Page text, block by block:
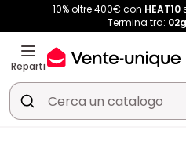
-10% oltre 400€ con HEAT10
Termina tra: 02g
Reparti